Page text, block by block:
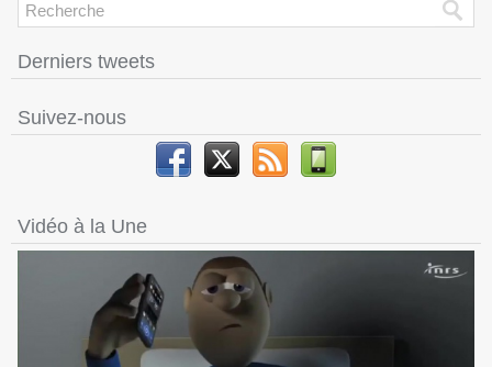
Derniers tweets
Suivez-nous
Vidéo à la Une